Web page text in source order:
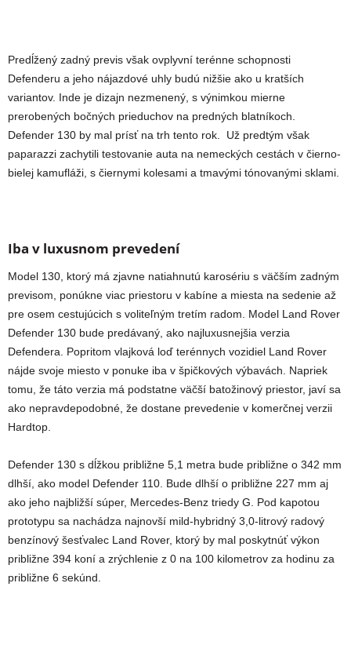
Predĺžený zadný previs však ovplyvní terénne schopnosti
Defenderu a jeho nájazdové uhly budú nižšie ako u kratších
variantov. Inde je dizajn nezmenený, s výnimkou mierne
prerobených bočných prieduchov na predných blatníkoch.
Defender 130 by mal prísť na trh tento rok. Už predtým však
paparazzi zachytili testovanie auta na nemeckých cestách v čierno-
bielej kamufláži, s čiernymi kolesami a tmavými tónovanými sklami.
Iba v luxusnom prevedení
Model 130, ktorý má zjavne natiahnutú karosériu s väčším zadným
previsom, ponúkne viac priestoru v kabíne a miesta na sedenie až
pre osem cestujúcich s voliteľným tretím radom. Model Land Rover
Defender 130 bude predávaný, ako najluxusnejšia verzia
Defendera. Popritom vlajková loď terénnych vozidiel Land Rover
nájde svoje miesto v ponuke iba v špičkových výbavách. Napriek
tomu, že táto verzia má podstatne väčší batožinový priestor, javí sa
ako nepravdepodobné, že dostane prevedenie v komerčnej verzii
Hardtop.
Defender 130 s dĺžkou približne 5,1 metra bude približne o 342 mm
dlhší, ako model Defender 110. Bude dlhší o približne 227 mm aj
ako jeho najbližší súper, Mercedes-Benz triedy G. Pod kapotou
prototypu sa nachádza najnovší mild-hybridný 3,0-litrový radový
benzínový šesťvalec Land Rover, ktorý by mal poskytnúť výkon
približne 394 koní a zrýchlenie z 0 na 100 kilometrov za hodinu za
približne 6 sekúnd.